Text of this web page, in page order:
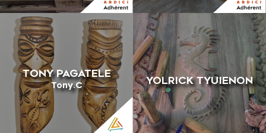
TONY PAGATELE
Tony.C YOLRICK TYUIENON